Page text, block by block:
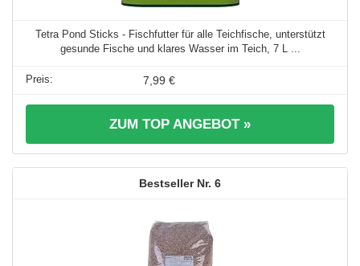
Tetra Pond Sticks - Fischfutter für alle Teichfische, unterstützt
gesunde Fische und klares Wasser im Teich, 7 L ...
7,99 €
ZUM TOP ANGEBOT »
6